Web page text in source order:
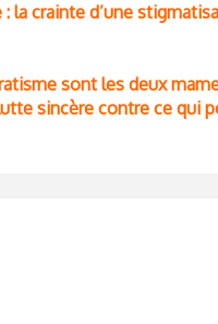
la crainte d’une
sont les deux
sincère contre ce qui